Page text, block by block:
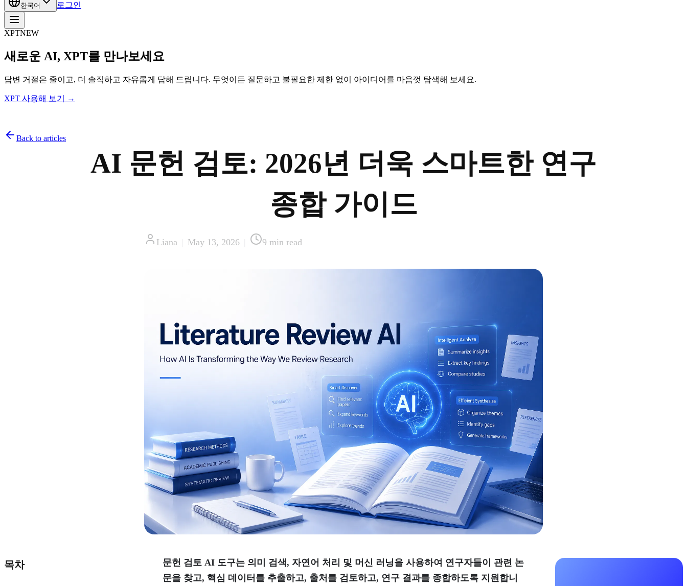
한국어 로그인
XPTNEW
새로운 AI, XPT를 만나보세요
답변 거절은 줄이고, 더 솔직하고 자유롭게 답해 드립니다. 무엇이든 질문하고 불필요한 제한 없이 아이디어를 마음껏 탐색해 보세요.
XPT 사용해 보기 →
Back to articles
AI 문헌 검토: 2026년 더욱 스마트한 연구
종합 가이드
Liana May 13, 2026 9 min read
목차
문헌 검토 AI 도구는 의미 검색, 자연어 처리 및 머신 러닝을 사용하여 연구자들이 관련 논
문을 찾고, 핵심 데이터를 추출하고, 출처를 검토하고, 연구 결과를 종합하도록 지원합니